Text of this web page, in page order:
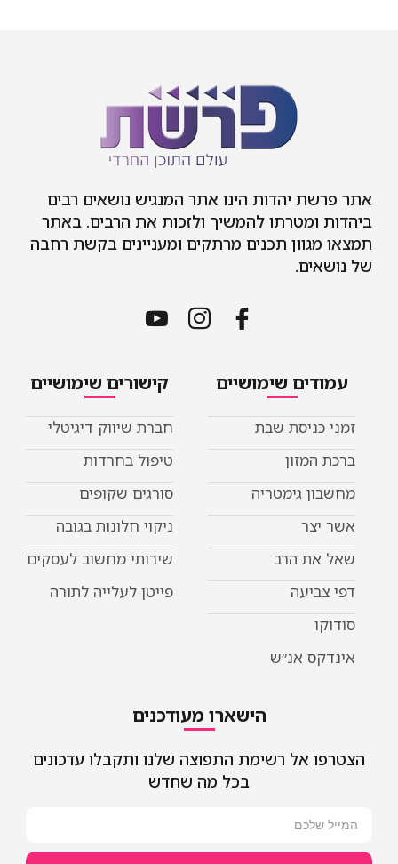
אתר פרשת יהדות הינו אתר המנגיש נושאים רבים
ביהדות ומטרתו להמשיך ולזכות את הרבים. באתר
תמצאו מגוון תכנים מרתקים ומעניינים בקשת רחבה
של נושאים.
עמודים שימושיים
זמני כניסת שבת
ברכת המזון
מחשבון גימטריה
אשר יצר
שאל את הרב
דפי צביעה
סודוקו
אינדקס אנ״ש
קישורים שימושיים
חברת שיווק דיגיטלי
טיפול בחרדות
סורגים שקופים
ניקוי חלונות בגובה
שירותי מחשוב לעסקים
פייטן לעלייה לתורה
הישארו מעודכנים
הצטרפו אל רשימת התפוצה שלנו ותקבלו עדכונים
בכל מה שחדש